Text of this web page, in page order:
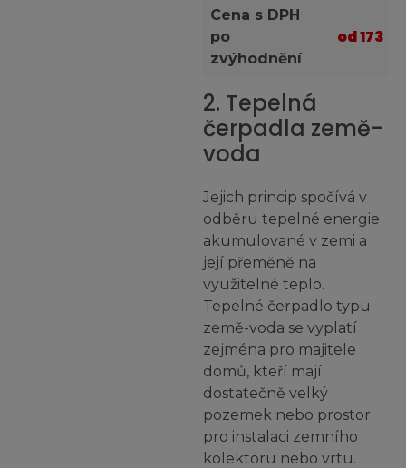
Cena s DPH
po
zvýhodnění
od 173
2. Tepelná
čerpadla země-
voda
Jejich princip spočívá v
odběru tepelné energie
akumulované v zemi a
její přeměně na
využitelné teplo.
Tepelné čerpadlo typu
země-voda se vyplatí
zejména pro majitele
domů, kteří mají
dostatečně velký
pozemek nebo prostor
pro instalaci zemního
kolektoru nebo vrtu.